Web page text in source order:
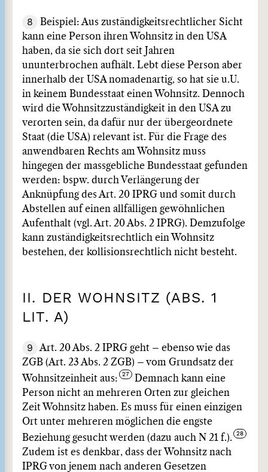
8
Beispiel: Aus zuständigkeitsrechtlicher Sicht
kann eine Person ihren Wohnsitz in den USA
haben, da sie sich dort seit Jahren
ununterbrochen aufhält. Lebt diese Person aber
innerhalb der USA nomadenartig, so hat sie u.U.
in keinem Bundesstaat einen Wohnsitz. Dennoch
wird die Wohnsitzzuständigkeit in den USA zu
verorten sein, da dafür nur der übergeordnete
Staat (die USA) relevant ist. Für die Frage des
anwendbaren Rechts am Wohnsitz muss
hingegen der massgebliche Bundesstaat gefunden
werden: bspw. durch Verlängerung der
Anknüpfung des Art. 20 IPRG und somit durch
Abstellen auf einen allfälligen gewöhnlichen
Aufenthalt (vgl. Art. 20 Abs. 2 IPRG). Demzufolge
kann zuständigkeitsrechtlich ein Wohnsitz
bestehen, der kollisionsrechtlich nicht besteht.
II. DER WOHNSITZ (ABS. 1
LIT. A)
9
Art. 20 Abs. 2 IPRG geht – ebenso wie das
ZGB (Art. 23 Abs. 2 ZGB) – vom Grundsatz der
Wohnsitzeinheit aus:
Demnach kann eine
Person nicht an mehreren Orten zur gleichen
Zeit Wohnsitz haben. Es muss für einen einzigen
Ort unter mehreren möglichen die engste
Beziehung gesucht werden (dazu auch N 21 f.).
Zudem ist es denkbar, dass der Wohnsitz nach
IPRG von jenem nach anderen Gesetzen